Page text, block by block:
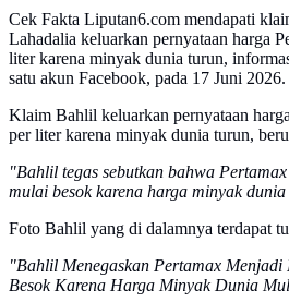
Cek Fakta Liputan6.com mendapati
Lahadalia keluarkan pernyataan harga
liter karena minyak dunia turun,
satu akun Facebook, pada 17 Juni 2026.
Klaim Bahlil keluarkan pernyataan
per liter karena minyak dunia turun,
"Bahlil tegas sebutkan bahwa
mulai besok karena harga minyak
Foto Bahlil yang di dalamnya terdapat
"Bahlil Menegaskan Pertamax
Besok Karena Harga Minyak Dunia